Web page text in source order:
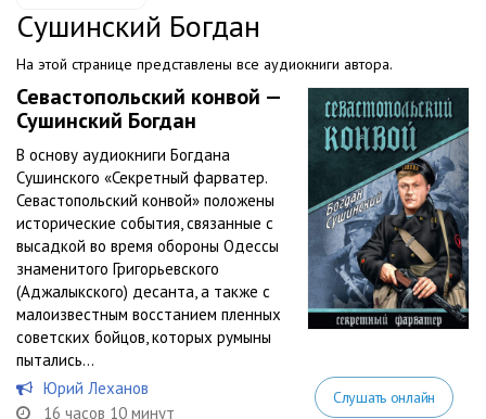
Сушинский Богдан
На этой странице представлены все аудиокниги автора.
Севастопольский конвой —
Сушинский Богдан
В основу аудиокниги Богдана
Сушинского «Секретный фарватер.
Севастопольский конвой» положены
исторические события, связанные с
высадкой во время обороны Одессы
знаменитого Григорьевского
(Аджалыкского) десанта, а также с
малоизвестным восстанием пленных
советских бойцов, которых румыны
пытались...
Юрий Леханов
16 часов 10 минут
Слушать онлайн